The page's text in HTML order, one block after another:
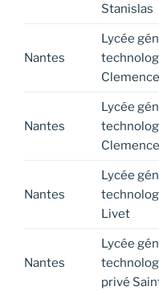
Stanislas
Nantes
Lycée
Nantes
Lycée
Nantes
Lycée
Livet
Nantes
Lycée
privé